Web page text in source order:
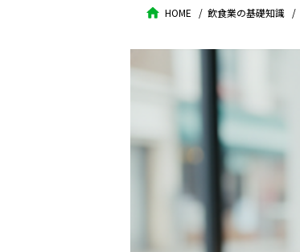
HOME 飲食業の基礎知識